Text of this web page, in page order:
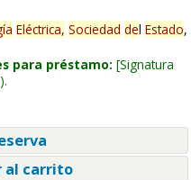
Eléctrica, Sociedad del Estado,
para préstamo: Signatura
al carrito